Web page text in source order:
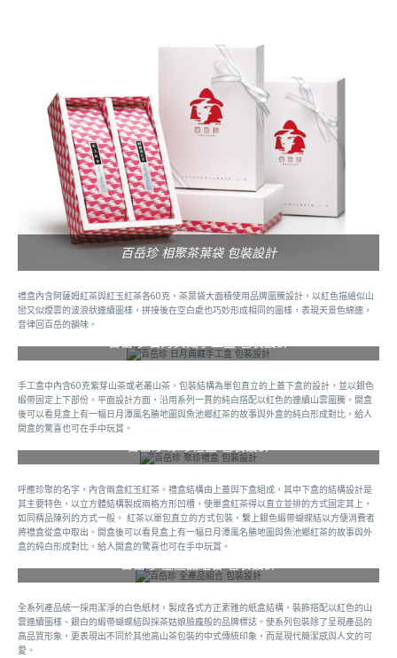
百岳珍 相聚茶葉袋 包裝設計
禮盒內含阿薩姆紅茶與紅玉紅茶各60克，茶葉袋大面積使用品牌圖騰設計，以紅色描繪似山
巒又似煙雲的波浪狀連續圖樣，拼接後在空白處也巧妙形成相同的圖樣，表現天景色綿連，
音律回百岳的韻味。
百岳珍 日月典藏手工盒 包裝設計
手工盒中內含60克紫芽山茶或老叢山茶。包裝結構為單包直立的上蓋下盒的設計，並以銀色
緞帶固定上下部份。平面設計方面，沿用系列一貫的純白搭配以紅色的連續山雲圖騰。開盒
後可以看見盒上有一幅日月潭風名勝地圖與魚池鄉紅茶的故事與外盒的純白形成對比，給人
開盒的驚喜也可在手中玩賞。
百岳珍 聚珍禮盒 包裝設計
呼應珍聚的名字，內含兩盒紅玉紅茶。禮盒結構由上蓋與下盒組成，其中下盒的結構設計是
其主要特色，以立方體結構製成兩格方形凹槽，使單盒紅茶得以直立並排的方式固定其上，
如同精品陳列的方式一般。 紅茶以單包直立的方式包裝，繫上銀色緞帶蝴蝶結以方便消費者
將禮盒從盒中取出。開盒後可以看見盒上有一幅日月潭風名勝地圖與魚池鄉紅茶的故事與外
盒的純白形成對比，給人開盒的驚喜也可在手中玩賞。
百岳珍 全產品組合 包裝設計
全系列產品統一採用潔淨的白色紙材，製成各式方正素雅的紙盒結構，裝飾搭配以紅色的山
雲連續圖樣、銀白的緞帶蝴蝶結與採茶姑娘臉龐般的品牌標誌。使系列包裝除了呈現產品的
高品質形象，更表現出不同於其他高山茶包裝的中式傳統印象，而是現代簡潔感與人文的可
愛。